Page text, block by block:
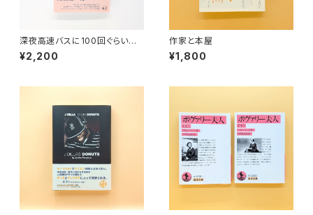
深夜高速バスに100回ぐらい乗
ってわかったこと 増補新版
¥2,200
作家と本屋
¥1,800